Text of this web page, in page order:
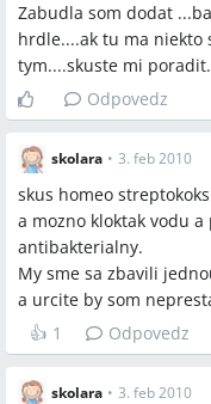
Zabudla som dodat
hrdle....ak tu ma niekto
tym....skuste mi
Odpovedz
skolara • 3. feb 2010
skus homeo
a mozno kloktak vodu
antibakterialny.
My sme sa zbavili
a urcite by som
👍 1 Odpovedz
skolara • 3. feb 2010